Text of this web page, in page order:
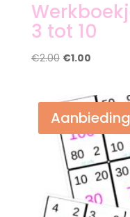
3 tot 10
€2.00 Oorspronkelijke
€2.00.
€1.00Huidige
€1.00.